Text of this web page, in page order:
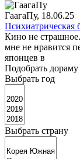
ГаагаПу, 18.06.25
Кино не страшное.
мне не нравится
японцев в
Подобрать дораму
Выбрать год
Выбрать страну